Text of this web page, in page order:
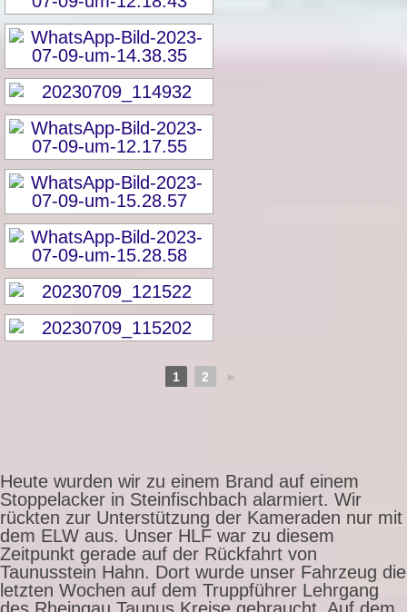
1 2 ►
Heute wurden wir zu einem Brand auf einem
Stoppelacker in Steinfischbach alarmiert. Wir
rückten zur Unterstützung der Kameraden nur mit
dem ELW aus. Unser HLF war zu diesem
Zeitpunkt gerade auf der Rückfahrt von
Taunusstein Hahn. Dort wurde unser Fahrzeug die
letzten Wochen auf dem Truppführer Lehrgang